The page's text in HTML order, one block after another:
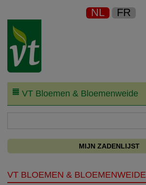
NL FR
VT Bloemen & Bloemenweide
MIJN ZADENLIJST
VT BLOEMEN & BLOEMENWEIDE